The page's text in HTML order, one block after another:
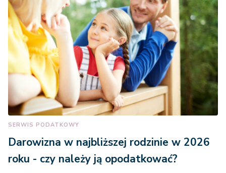
SERWIS PODATKOWY
Darowizna w najbliższej rodzinie w 2026
roku - czy należy ją opodatkować?